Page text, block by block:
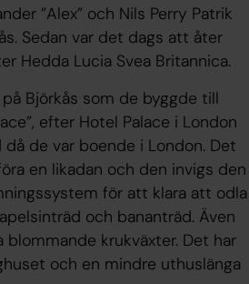
”Alex” och Nils Perry Patrik
Sedan var det dags att åter
Hedda Lucia Svea Britannica.
Björkås som de byggde till
efter Hotel Palace i London
de var boende i London. Det
en likadan och den invigs den
för att klara att odla
och bananträd. Även
krukväxter. Det har
och en mindre uthuslänga